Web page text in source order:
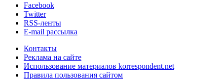
Facebook
Twitter
RSS-ленты
E-mail рассылка
Контакты
Реклама на сайте
Использование материалов korrespondent.net
Правила пользования сайтом